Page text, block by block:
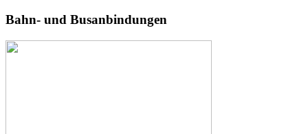
Bahn- und Busanbindungen